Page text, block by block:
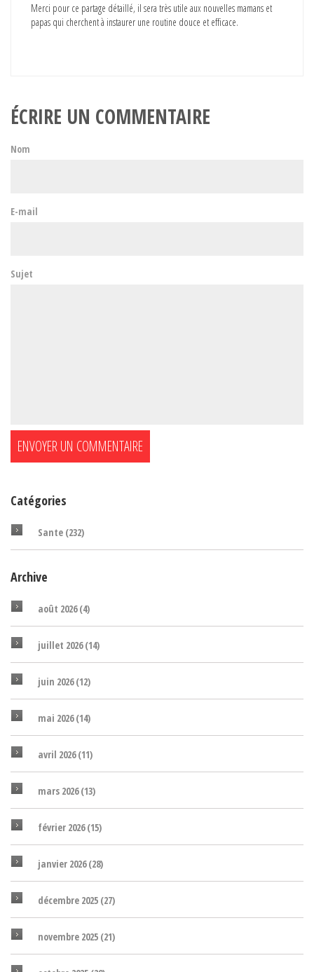
Merci pour ce partage détaillé, il sera très utile aux nouvelles mamans et
papas qui cherchent à instaurer une routine douce et efficace.
ÉCRIRE UN COMMENTAIRE
Nom
E-mail
Sujet
Catégories
Sante (232)
Archive
août 2026(4)
juillet 2026(14)
juin 2026(12)
mai 2026(14)
avril 2026(11)
mars 2026(13)
février 2026(15)
janvier 2026(28)
décembre 2025 (27)
novembre 2025 (21)